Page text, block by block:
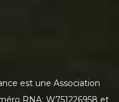
est une Association
RNA: W751226958 et